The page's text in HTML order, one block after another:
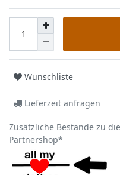
Wunschliste
Lieferzeit anfragen
Zusätzliche Bestände zu
Partnershop*